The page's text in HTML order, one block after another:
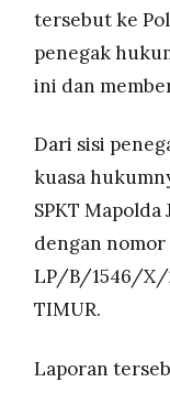
tersebut ke
penegak
ini dan
Dari sisi
kuasa
SPKT
dengan nomor
LP/B/1546/X/
TIMUR.
Laporan